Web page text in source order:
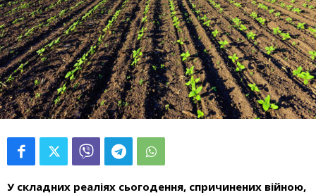
У складних реаліях сьогодення, спричинених війною,